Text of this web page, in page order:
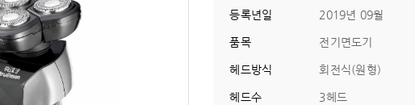
등록년일 2019년 09월
품목 전기면도기
헤드방식 회전식(원형)
헤드수 3헤드